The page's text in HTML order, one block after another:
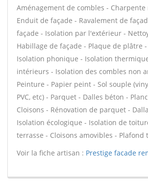
Aménagement de combles -
Enduit de façade - Ravalement de
façade - Isolation par l'extérieur -
Habillage de façade - Plaque de plâtre
Isolation phonique - Isolation
intérieurs - Isolation des combles non
Peinture - Papier peint - Sol souple
PVC, etc) - Parquet - Dalles béton -
Cloisons - Rénovation de parquet -
Isolation écologique - Isolation de
terrasse - Cloisons amovibles - Plafond
Voir la fiche artisan : Prestige facade